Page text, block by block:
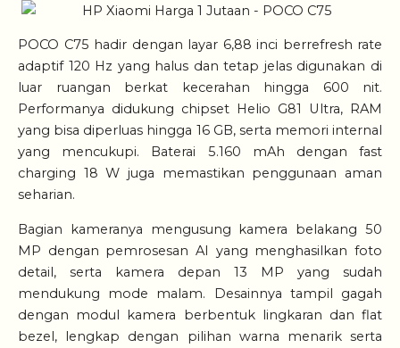
POCO C75 hadir dengan layar 6,88 inci berrefresh rate
adaptif 120 Hz yang halus dan tetap jelas digunakan di
luar ruangan berkat kecerahan hingga 600 nit.
Performanya didukung chipset Helio G81 Ultra, RAM
yang bisa diperluas hingga 16 GB, serta memori internal
yang mencukupi. Baterai 5.160 mAh dengan fast
charging 18 W juga memastikan penggunaan aman
seharian.
Bagian kameranya mengusung kamera belakang 50
MP dengan pemrosesan AI yang menghasilkan foto
detail, serta kamera depan 13 MP yang sudah
mendukung mode malam. Desainnya tampil gagah
dengan modul kamera berbentuk lingkaran dan flat
bezel, lengkap dengan pilihan warna menarik serta